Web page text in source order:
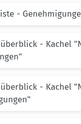
-
- Kachel
- Kachel